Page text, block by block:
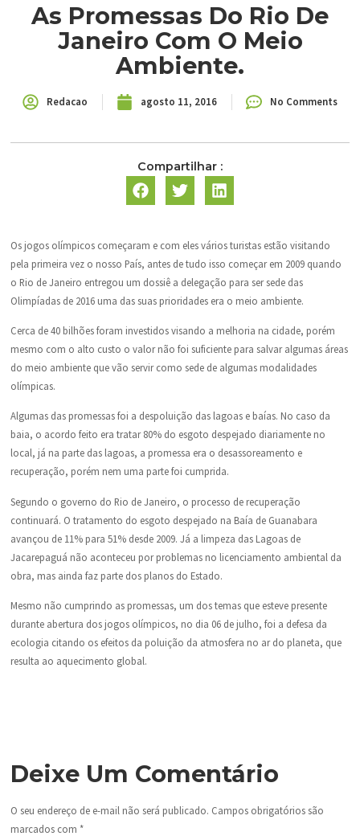
As Promessas Do Rio De
Janeiro Com O Meio
Ambiente.
Redacao agosto 11, 2016 No Comments
Compartilhar :
Os jogos olímpicos começaram e com eles vários turistas estão visitando
pela primeira vez o nosso País, antes de tudo isso começar em 2009 quando
o Rio de Janeiro entregou um dossiê a delegação para ser sede das
Olimpíadas de 2016 uma das suas prioridades era o meio ambiente.
Cerca de 40 bilhões foram investidos visando a melhoria na cidade, porém
mesmo com o alto custo o valor não foi suficiente para salvar algumas áreas
do meio ambiente que vão servir como sede de algumas modalidades
olímpicas.
Algumas das promessas foi a despoluição das lagoas e baías. No caso da
baia, o acordo feito era tratar 80% do esgoto despejado diariamente no
local, já na parte das lagoas, a promessa era o desassoreamento e
recuperação, porém nem uma parte foi cumprida.
Segundo o governo do Rio de Janeiro, o processo de recuperação
continuará. O tratamento do esgoto despejado na Baía de Guanabara
avançou de 11% para 51% desde 2009. Já a limpeza das Lagoas de
Jacarepaguá não aconteceu por problemas no licenciamento ambiental da
obra, mas ainda faz parte dos planos do Estado.
Mesmo não cumprindo as promessas, um dos temas que esteve presente
durante abertura dos jogos olímpicos, no dia 06 de julho, foi a defesa da
ecologia citando os efeitos da poluição da atmosfera no ar do planeta, que
resulta ao aquecimento global.
Deixe Um Comentário
O seu endereço de e-mail não será publicado. Campos obrigatórios são
marcados com *